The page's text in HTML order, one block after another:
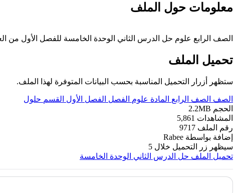
معلومات حول الملف
الصف الرابع علوم حل الدرس الثاني الوحدة الخامسة للفصل الأول من العام الدراسي 2019-2020 وفق المنهاج الإماراتي الحديث ----- مع التمنيات
تحميل الملف
ستظهر أزرار التحميل المناسبة بحسب البيانات المتوفرة لهذا الملف.
الصف الصف الرابع المادة علوم الفصل الفصل الأول القسم حلول
الحجم 2.2MB
المشاهدات 5,861
رقم الملف 9717
إضافة بواسطة Rabee
سيظهر زر التحميل خلال 5
تحميل الملف حل الدرس الثاني الوحدة الخامسة